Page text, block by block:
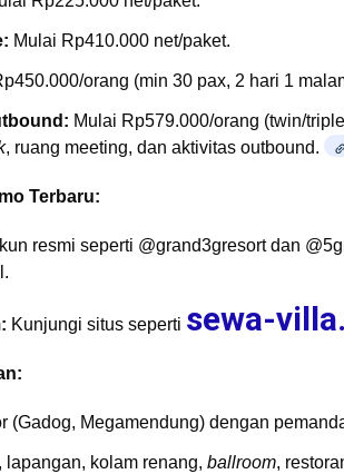
Mulai Rp410.000 net/paket.
orang (min 30 pax, 2 hari 1
Mulai Rp579.000/orang (twin/
, ruang meeting, dan aktivitas outbound.
Terbaru:
resmi seperti @grand3gresort dan
Kunjungi situs seperti sewa-
(Gadog, Megamendung) dengan
kolam renang, ballroom,